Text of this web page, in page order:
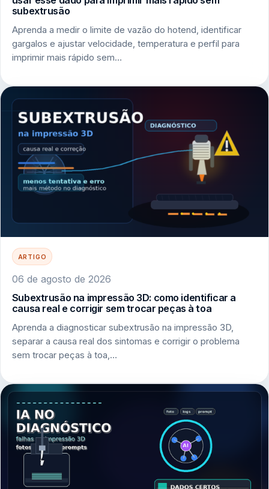
subextrusão
Aprenda a medir o limite de vazão do hotend, identificar
gargalos e ajustar velocidade, temperatura e perfil para
imprimir mais rápido sem…
ARTIGO
06 de agosto de 2026
Subextrusão na impressão 3D: como identificar a
causa real e corrigir sem trocar peças à toa
Aprenda a diagnosticar subextrusão na impressão 3D,
separar a causa real dos sintomas e corrigir o problema
sem trocar peças à toa,…